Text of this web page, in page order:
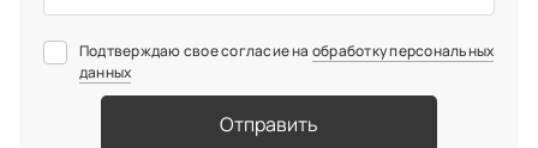
Подтверждаю свое согласие на обработку персональных
данных
Отправить